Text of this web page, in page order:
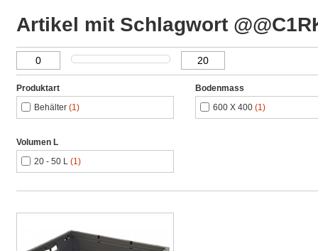
Artikel mit Schlagwort
Produktart
Behälter (1)
Bodenmass
600 X 400 (1)
Volumen L
20 - 50 L (1)